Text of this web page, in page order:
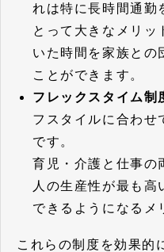
れは特に長時間通勤
とって大きなメリッ
いた時間を家族との
ことができます。
フレックスタイム制
フスタイルに合わせ
です。
育児・介護と仕事の
人の生産性が最も高
できるようになるメ
これらの制度を効果的